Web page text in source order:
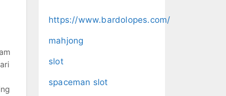
https://www.bardolopes.com/
mahjong
slot
spaceman slot